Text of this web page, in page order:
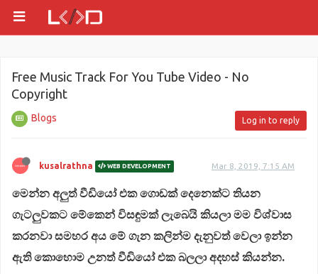
Free Music Track For You Tube Video - No
Copyright
Blogs Log in to reply
kusalrathna WEB DEVELOPMENT Mar 8, 2019, 7:15 AM
මෙන්න අලුත් වීඩියෝ එක ගොඩක් දෙනෙක්ට තියන
ගැටලුවකට මේකෙන් විසඳුමක් ලැබෙයි කියලා මම විශ්වාස
කරනවා සමහර අය මේ ගැන කලින්ම දැනුවත් වෙලා ඉන්න
ඇති කොහොම උනත් වීඩියෝ එක බලලා අදහස් කියන්න.